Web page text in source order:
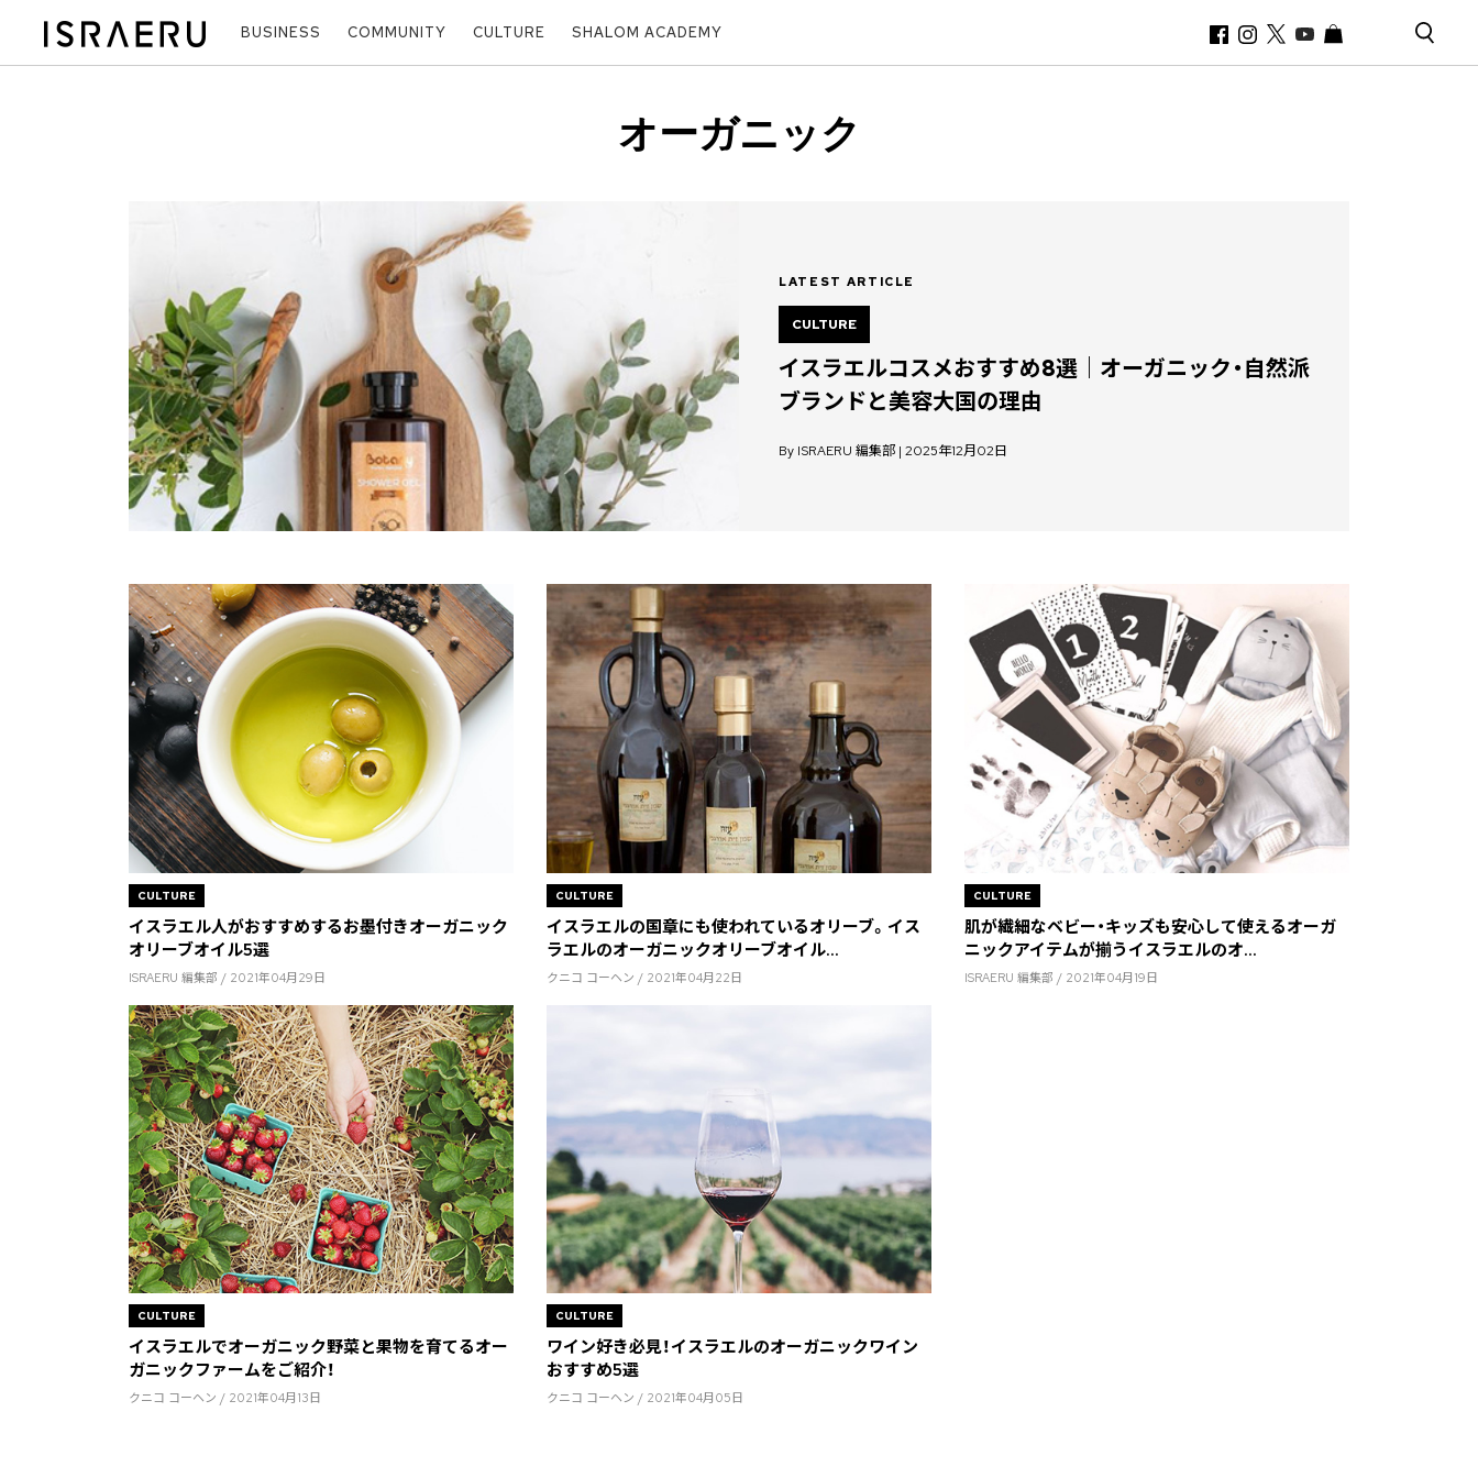
BUSINESS COMMUNITY CULTURE SHALOM ACADEMY
オーガニック
LATEST ARTICLE
CULTURE
イスラエルコスメおすすめ8選｜オーガニック・自然派
ブランドと美容大国の理由
By ISRAERU 編集部 | 2025年12月02日
CULTURE
イスラエル人がおすすめするお墨付きオーガニック
オリーブオイル5選
ISRAERU 編集部 / 2021年04月29日
CULTURE
イスラエルの国章にも使われているオリーブ。イス
ラエルのオーガニックオリーブオイル...
クニコ コーヘン / 2021年04月22日
CULTURE
肌が繊細なベビー・キッズも安心して使えるオーガ
ニックアイテムが揃うイスラエルのオ...
ISRAERU 編集部 / 2021年04月19日
CULTURE
イスラエルでオーガニック野菜と果物を育てるオー
ガニックファームをご紹介！
クニコ コーヘン / 2021年04月13日
CULTURE
ワイン好き必見！イスラエルのオーガニックワイン
おすすめ5選
クニコ コーヘン / 2021年04月05日